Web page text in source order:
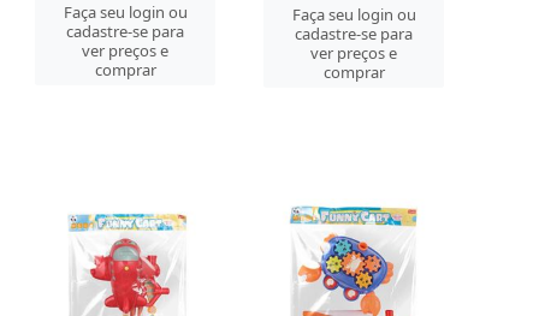
Faça seu login ou
cadastre-se para
ver preços e
comprar
Faça seu login ou
cadastre-se para
ver preços e
comprar